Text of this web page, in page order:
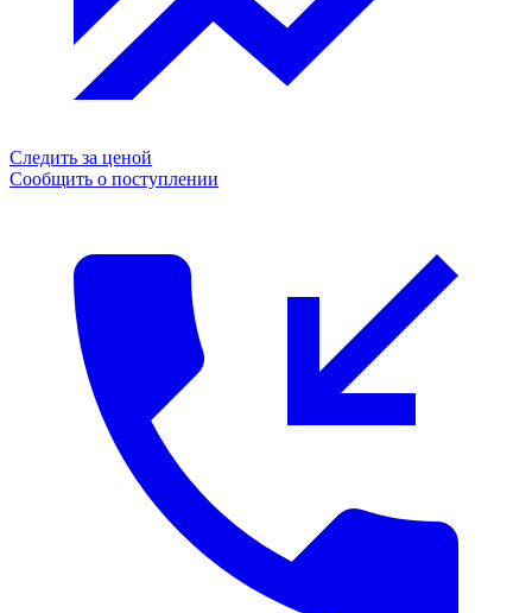
Следить за ценой
Сообщить о поступлении